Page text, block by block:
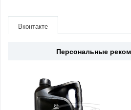
Страна Япония
Вконтакте
Персональные